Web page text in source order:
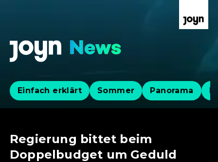
Einfach erklärt Sommer Panorama
Regierung bittet beim
Doppelbudget um Geduld